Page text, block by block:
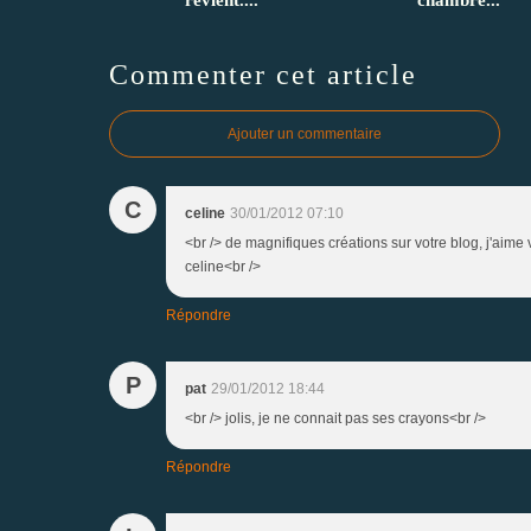
Commenter cet article
Ajouter un commentaire
C celine 30/01/2012 07:10
<br /> de magnifiques créations sur votre blog,
celine<br />
Répondre
P pat 29/01/2012 18:44
<br /> jolis, je ne connait pas ses crayons<br />
Répondre